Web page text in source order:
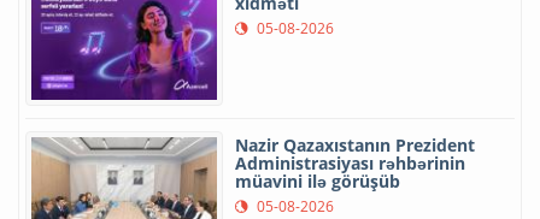
05-08-2026
Nazir Qazaxıstanın Prezident
Administrasiyası rəhbərinin
müavini ilə görüşüb
05-08-2026